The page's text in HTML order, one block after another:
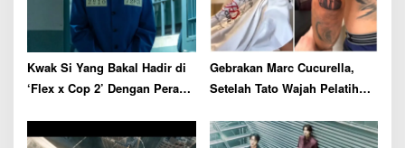
i
o
n
Kwak Si Yang Bakal Hadir di
‘Flex x Cop 2’ Dengan Peran
Gebrakan Marc Cucurella,
Setelah Tato Wajah Pelatih
Rambut